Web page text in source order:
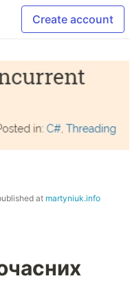
Create account
at martyniuk.info